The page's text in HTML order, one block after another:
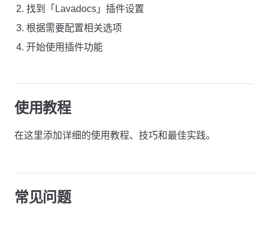
找到「Lavadocs」插件设置
根据需要配置相关选项
开始使用插件功能
使用教程
在这里添加详细的使用教程、技巧和最佳实践。
常见问题